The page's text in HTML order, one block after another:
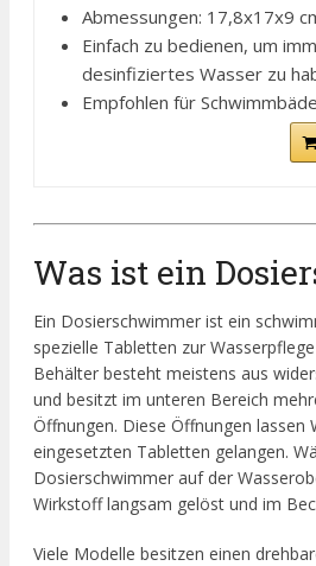
Abmessungen: 17,8x17x9
Einfach zu bedienen, um
desinfiziertes Wasser zu
Empfohlen für
Was ist ein
Ein Dosierschwimmer ist ein
spezielle Tabletten zur
Behälter besteht meistens aus
und besitzt im unteren Bereich
Öffnungen. Diese Öffnungen lassen
eingesetzten Tabletten gelangen.
Dosierschwimmer auf der
Wirkstoff langsam gelöst und im
Viele Modelle besitzen einen